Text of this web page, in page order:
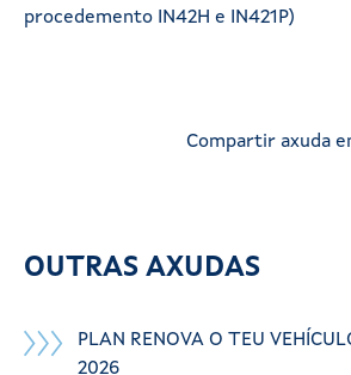
OUTRAS AXUDAS
PLAN RENOVA O TEU
2026
procedemento IN42H e IN421P)
Compartir axuda